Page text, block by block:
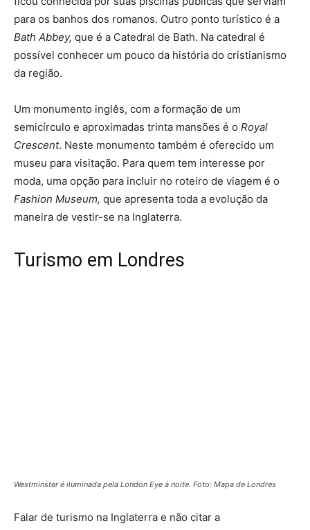
para os banhos dos romanos. Outro ponto turístico é a
Bath Abbey, que é a Catedral de Bath. Na catedral é
possível conhecer um pouco da história do cristianismo
da região.
Um monumento inglês, com a formação de um
semicírculo e aproximadas trinta mansões é o Royal
Crescent. Neste monumento também é oferecido um
museu para visitação. Para quem tem interesse por
moda, uma opção para incluir no roteiro de viagem é o
Fashion Museum, que apresenta toda a evolução da
maneira de vestir-se na Inglaterra.
Turismo em Londres
Westminster é iluminada pela London Eye à noite. Foto: Mapa de Londres
Falar de turismo na Inglaterra e não citar a